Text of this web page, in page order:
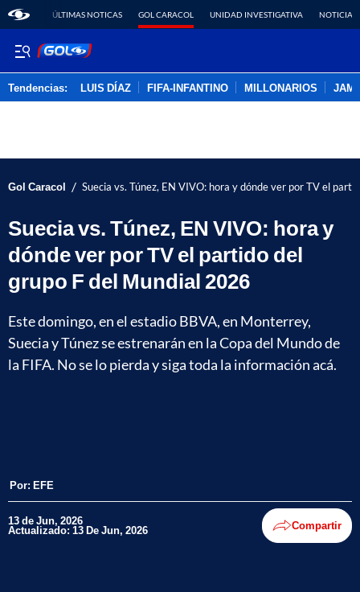
ÚLTIMAS NOTICAS GOL CARACOL UNIDAD INVESTIGATIVA NOTICIAS
Tendencias: LUIS DÍAZ FIFA-INFANTINO MILLONARIOS
Gol Caracol / Suecia vs. Túnez, EN VIVO: hora y dónde ver por TV el
Suecia vs. Túnez, EN VIVO: hora y
dónde ver por TV el partido del
grupo F del Mundial 2026
Este domingo, en el estadio BBVA, en Monterrey,
Suecia y Túnez se estrenarán en la Copa del Mundo de
la FIFA. No se lo pierda y siga toda la información acá.
Por: EFE
13 de Jun, 2026
Actualizado: 13 De Jun, 2026 Compartir